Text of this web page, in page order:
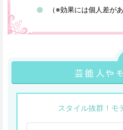
（※効果には個人差が
スタイル抜群！モ